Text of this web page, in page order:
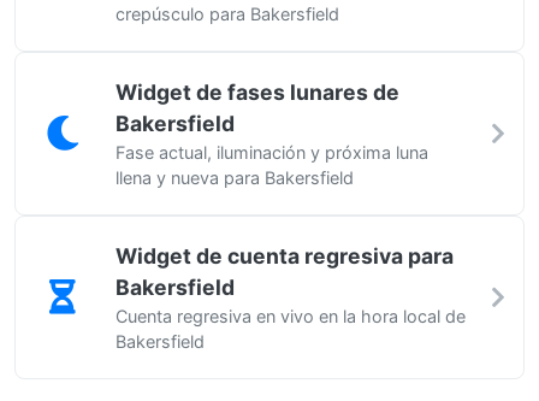
crepúsculo para Bakersfield
Widget de fases lunares de
Bakersfield
Fase actual, iluminación y próxima luna
llena y nueva para Bakersfield
Widget de cuenta regresiva para
Bakersfield
Cuenta regresiva en vivo en la hora local de
Bakersfield